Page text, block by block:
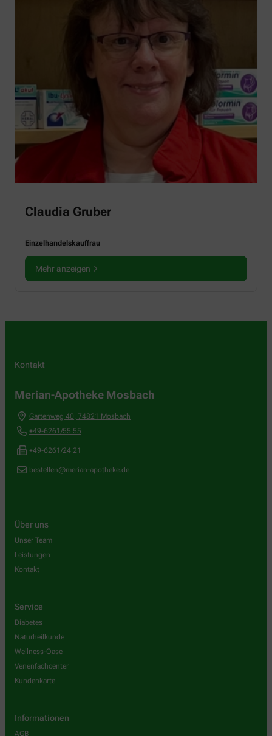
Claudia Gruber
Einzelhandelskauffrau
Mehr anzeigen
Kontakt
Merian-Apotheke Mosbach
Gartenweg 40, 74821 Mosbach
+49-6261/55 55
+49-6261/24 21
bestellen@merian-apotheke.de
Über uns
Unser Team
Leistungen
Kontakt
Service
Diabetes
Naturheilkunde
Wellness-Oase
Venenfachcenter
Kundenkarte
Informationen
AGB